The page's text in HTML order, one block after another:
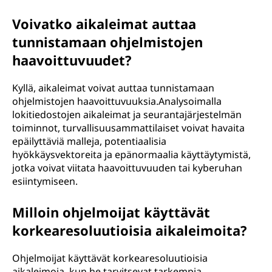
Voivatko aikaleimat auttaa
tunnistamaan ohjelmistojen
haavoittuvuudet?
Kyllä, aikaleimat voivat auttaa tunnistamaan
ohjelmistojen haavoittuvuuksia.Analysoimalla
lokitiedostojen aikaleimat ja seurantajärjestelmän
toiminnot, turvallisuusammattilaiset voivat havaita
epäilyttäviä malleja, potentiaalisia
hyökkäysvektoreita ja epänormaalia käyttäytymistä,
jotka voivat viitata haavoittuvuuden tai kyberuhan
esiintymiseen.
Milloin ohjelmoijat käyttävät
korkearesoluutioisia aikaleimoita?
Ohjelmoijat käyttävät korkearesoluutioisia